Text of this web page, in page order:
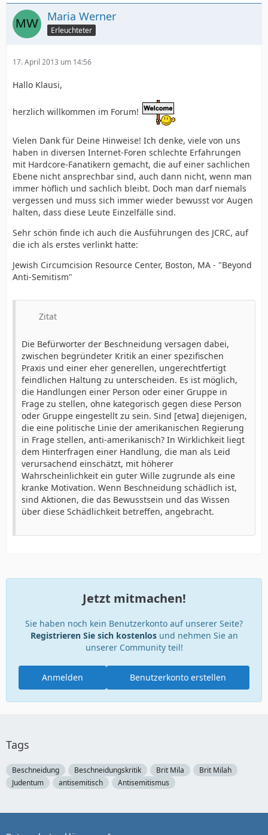
Maria Werner
Erleuchteter
17. April 2013 um 14:56
Hallo Klausi,
herzlich willkommen im Forum!
Vielen Dank für Deine Hinweise! Ich denke, viele von uns
haben in diversen Internet-Foren schlechte Erfahrungen
mit Hardcore-Fanatikern gemacht, die auf einer sachlichen
Ebene nicht ansprechbar sind, auch dann nicht, wenn man
immer höflich und sachlich bleibt. Doch man darf niemals
vergessen und muss sich immer wieder bewusst vor Augen
halten, dass diese Leute Einzelfälle sind.
Sehr schön finde ich auch die Ausführungen des JCRC, auf
die ich als erstes verlinkt hatte:
Jewish Circumcision Resource Center, Boston, MA - "Beyond
Anti-Semitism"
Zitat
Die Befürworter der Beschneidung versagen dabei,
zwischen begründeter Kritik an einer spezifischen
Praxis und einer eher generellen, ungerechtfertigt
feindlichen Haltung zu unterscheiden. Es ist möglich,
die Handlungen einer Person oder einer Gruppe in
Frage zu stellen, ohne kategorisch gegen diese Person
oder Gruppe eingestellt zu sein. Sind [etwa] diejenigen,
die eine politische Linie der amerikanischen Regierung
in Frage stellen, anti-amerikanisch? In Wirklichkeit liegt
dem Hinterfragen einer Handlung, die man als Leid
verursachend einschätzt, mit höherer
Wahrscheinlichkeit ein guter Wille zugrunde als eine
kranke Motivation. Wenn Beschneidung schädlich ist,
sind Aktionen, die das Bewusstsein und das Wissen
über diese Schädlichkeit betreffen, angebracht.
Jetzt mitmachen!
Sie haben noch kein Benutzerkonto auf unserer Seite?
Registrieren Sie sich kostenlosund nehmen Sie an
unserer Community teil!
Benutzerkonto erstellen
Anmelden
Tags
Beschneidung Beschneidungskritik Brit Mila
Brit Milah
Judentum
antisemitisch Antisemitismus